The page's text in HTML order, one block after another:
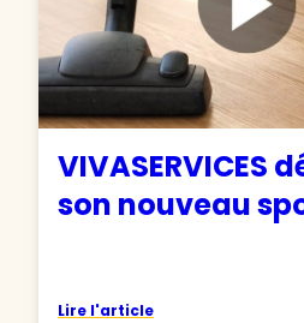
VIVASERVICES
son nouveau
Lire l'article